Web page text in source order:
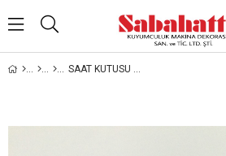
SAAT KUTUSU , JEWELRY WATCH BOX